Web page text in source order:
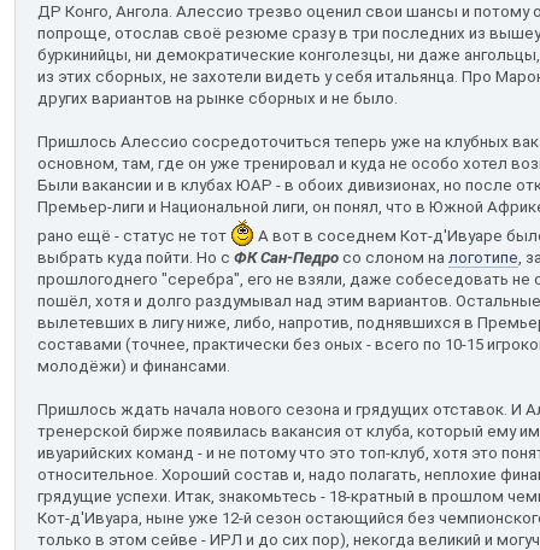
ДР Конго, Ангола. Алессио трезво оценил свои шансы и потому
попроще, отослав своё резюме сразу в три последних из
буркинийцы, ни демократические конголезцы, ни даже
из этих сборных, не захотели видеть у себя итальянца. Про
других вариантов на рынке сборных и не было.
Пришлось Алессио сосредоточиться теперь уже на клубных
основном, там, где он уже тренировал и куда не особо хотел
Были вакансии и в клубах ЮАР - в обоих дивизионах, но после
Премьер-лиги и Национальной лиги, он понял, что в Южной
рано ещё - статус не тот
А вот в соседнем Кот-д'Ивуаре
выбрать куда пойти. Но с ФК Сан-Педро со слоном на логотипе ,
прошлогоднего "серебра", его не взяли, даже собеседовать не
пошёл, хотя и долго раздумывал над этим вариантов.
вылетевших в лигу ниже, либо, напротив, поднявшихся в
составами (точнее, практически без оных - всего по 10-15
молодёжи) и финансами.
Пришлось ждать начала нового сезона и грядущих отставок. И
тренерской бирже появилась вакансия от клуба, который ему
ивуарийских команд - и не потому что это топ-клуб, хотя это
относительное. Хороший состав и, надо полагать, неплохие
грядущие успехи. Итак, знакомьтесь - 18-кратный в прошлом
Кот-д'Ивуара, ныне уже 12-й сезон остающийся без
только в этом сейве - ИРЛ и до сих пор), некогда великий и